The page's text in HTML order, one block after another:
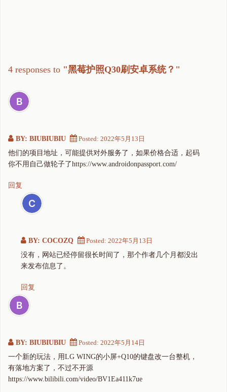
4 responses to "黑莓护照Q30刷安卓系统？"
BY: BIUBIUBIU Posted: 2022年5月13日
他们的项目地址，可能提供对外服务了，如果价格合适，起码
你不用自己做轮子了https://www.androidonpassport.com/
回复
BY: COCOZQ Posted: 2022年5月13日
没有，网站已经停留很长时间了，那个作者几个月都没出
来发布信息了。
回复
BY: BIUBIUBIU Posted: 2022年5月14日
一个新的玩法，用LG WING的小屏+Q10的键盘改一台整机，
有落地方案了，不过不开源
https://www.bilibili.com/video/BV1Ea411k7ue